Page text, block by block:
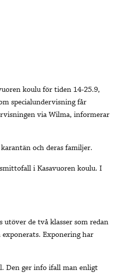
koulu för tiden 14-25.9,
specialundervisning får
via Wilma, informerar
och deras familjer.
i Kasavuoren koulu. I
de två klasser som redan
Exponering har
Den ger info ifall man enligt